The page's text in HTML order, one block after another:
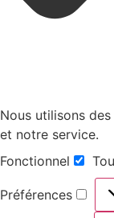
Nous utilisons
et notre service.
Fonctionnel
Préférences